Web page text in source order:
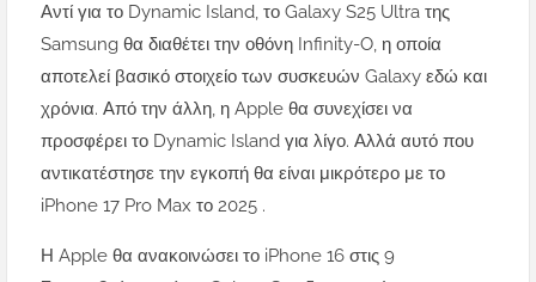
Αντί για το Dynamic Island, το Galaxy S25 Ultra της
Samsung θα διαθέτει την οθόνη Infinity-O, η οποία
αποτελεί βασικό στοιχείο των συσκευών Galaxy εδώ και
χρόνια. Από την άλλη, η Apple θα συνεχίσει να
προσφέρει το Dynamic Island για λίγο. Αλλά αυτό που
αντικατέστησε την εγκοπή θα είναι μικρότερο με το
iPhone 17 Pro Max το 2025 .
Η Apple θα ανακοινώσει το iPhone 16 στις 9